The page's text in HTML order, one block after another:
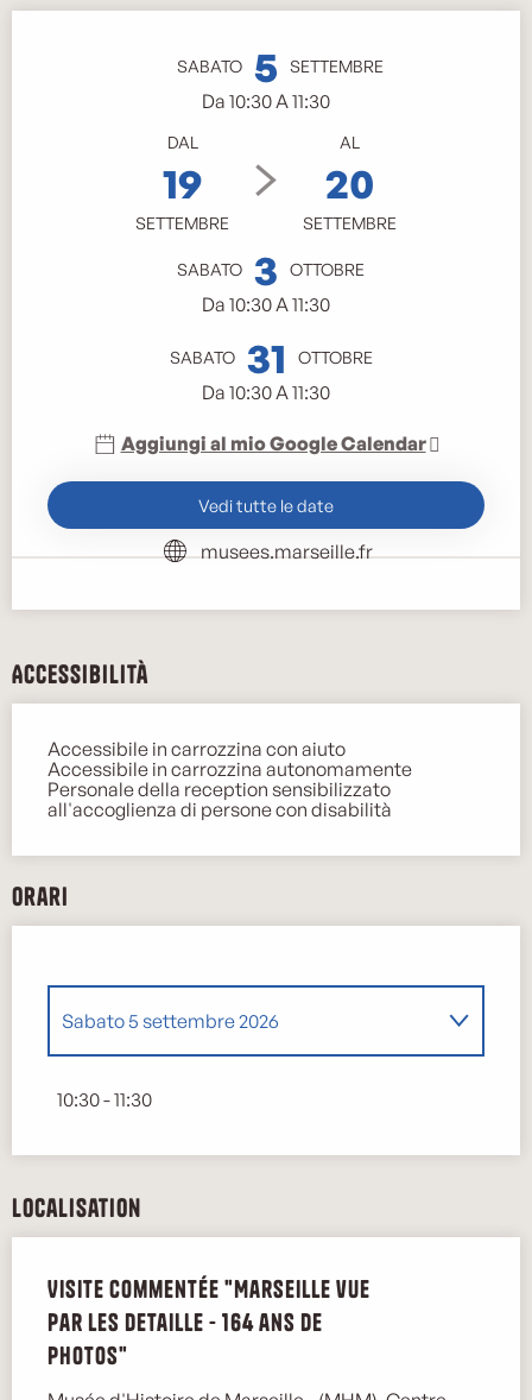
SABATO 5 SETTEMBRE
Da 10:30 A 11:30
DAL
19
SETTEMBRE
AL
20
SETTEMBRE
SABATO 3 OTTOBRE
Da 10:30 A 11:30
SABATO 31 OTTOBRE
Da 10:30 A 11:30
Aggiungi al mio Google Calendar
Vedi tutte le date
musees.marseille.fr
Accessibilità
Accessibile in carrozzina con aiuto
Accessibile in carrozzina autonomamente
Personale della reception sensibilizzato
all'accoglienza di persone con disabilità
Orari
Sabato 5 settembre 2026
Sabato 3 ottobre 2026
Sabato 7 novembre 2026
Sabato 5 dicembre 2026
10:30 - 11:30
Localisation
Visite commentée "Marseille vue
par les Detaille - 164 ans de
photos"